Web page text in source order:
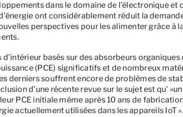
dans le domaine de l’électronique
ont considérablement réduit la
perspectives pour les alimenter grâce à
basés sur des absorbeurs
(PCE) significatifs et de nombreux
derniers souffrent encore de problèmes de
d’une récente revue sur le sujet est qu'
PCE initiale même après 10 ans de
actuellement utilisées dans les appareils IoT ».